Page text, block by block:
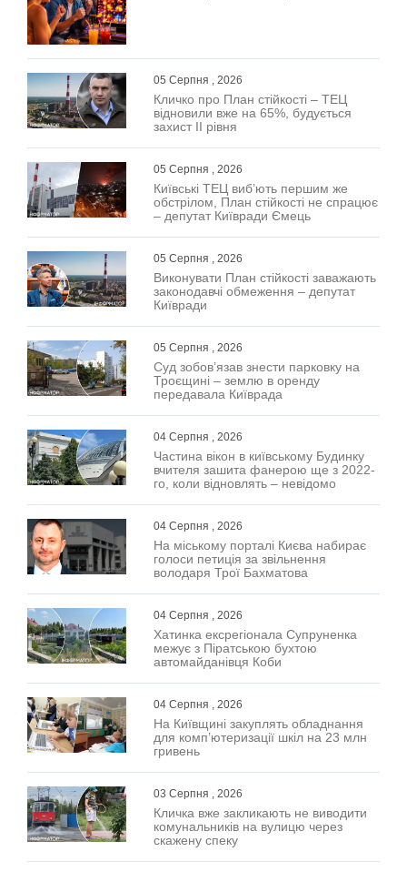
05 Серпня , 2026
Кличко про План стійкості – ТЕЦ
відновили вже на 65%, будується
захист ІІ рівня
05 Серпня , 2026
Київські ТЕЦ виб’ють першим же
обстрілом, План стійкості не спрацює
– депутат Київради Ємець
05 Серпня , 2026
Виконувати План стійкості заважають
законодавчі обмеження – депутат
Київради
05 Серпня , 2026
Суд зобов’язав знести парковку на
Троєщині – землю в оренду
передавала Київрада
04 Серпня , 2026
Частина вікон в київському Будинку
вчителя зашита фанерою ще з 2022-
го, коли відновлять – невідомо
04 Серпня , 2026
На міському порталі Києва набирає
голоси петиція за звільнення
володаря Трої Бахматова
04 Серпня , 2026
Хатинка ексрегіонала Супруненка
межує з Піратською бухтою
автомайданівця Коби
04 Серпня , 2026
На Київщині закуплять обладнання
для комп’ютеризації шкіл на 23 млн
гривень
03 Серпня , 2026
Кличка вже закликають не виводити
комунальників на вулицю через
скажену спеку